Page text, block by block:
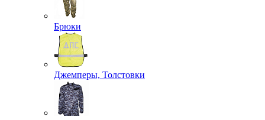
Брюки
Джемперы, Толстовки